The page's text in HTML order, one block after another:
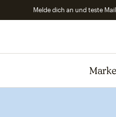
Melde dich an und teste